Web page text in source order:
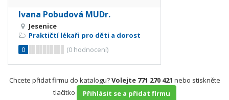
Ivana Pobudová MUDr.
Jesenice
Praktičtí lékaři pro děti a dorost
0
(0 hodnocení)
Chcete přidat firmu do katalogu?Volejte 771 270 421 nebo stiskněte
tlačítko
Přihlásit se a přidat firmu